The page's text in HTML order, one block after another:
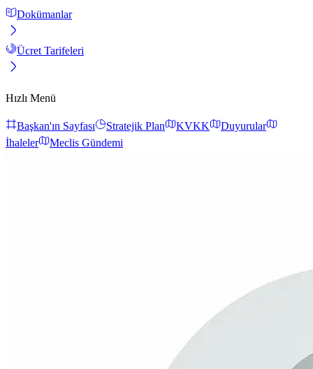
Dokümanlar
Ücret Tarifeleri
Hızlı Menü
Başkan'ın Sayfası Stratejik Plan KVKK
Duyurular
İhaleler
Meclis Gündemi